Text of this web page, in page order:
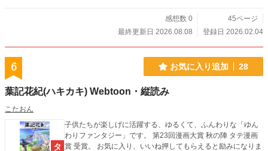
感想数 0
45ページ
最終更新日 2026.08.08
登録日 2026.02.04
6 お気に入り追加 28
葉記花紀(ハキカキ) Webtoon・縦読み
こたおん
子供たちが楽しげに活躍する、ゆるくて、ふんわりな「ゆん
わりファンタジー」です。 第23回漫画大賞 秋の陣 タテ漫画
賞 受賞。 お気に入り、いいね押してもらえると励みになりま